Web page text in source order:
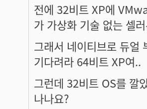
전에 32비트 XP에
가 가상화 기술 없는 셀
그래서 네이티브로 듀얼
기다려라 64비트 XP여..
그런데 32비트 OS를 깔
나나요?